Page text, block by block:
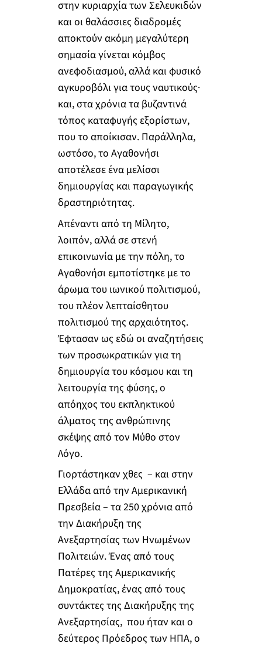
στην κυριαρχία των Σελευκιδών
και οι θαλάσσιες διαδρομές
αποκτούν ακόμη μεγαλύτερη
σημασία γίνεται κόμβος
ανεφοδιασμού, αλλά και φυσικό
αγκυροβόλι για τους ναυτικούς·
και, στα χρόνια τα βυζαντινά
τόπος καταφυγής εξορίστων,
που το αποίκισαν. Παράλληλα,
ωστόσο, το Αγαθονήσι
αποτέλεσε ένα μελίσσι
δημιουργίας και παραγωγικής
δραστηριότητας.
Απέναντι από τη Μίλητο,
λοιπόν, αλλά σε στενή
επικοινωνία με την πόλη, το
Αγαθονήσι εμποτίστηκε με το
άρωμα του ιωνικού πολιτισμού,
του πλέον λεπταίσθητου
πολιτισμού της αρχαιότητος.
Έφτασαν ως εδώ οι αναζητήσεις
των προσωκρατικών για τη
δημιουργία του κόσμου και τη
λειτουργία της φύσης, ο
απόηχος του εκπληκτικού
άλματος της ανθρώπινης
σκέψης από τον Μύθο στον
Λόγο.
Γιορτάστηκαν χθες – και στην
Ελλάδα από την Αμερικανική
Πρεσβεία – τα 250 χρόνια από
την Διακήρυξη της
Ανεξαρτησίας των Ηνωμένων
Πολιτειών. Ένας από τους
Πατέρες της Αμερικανικής
Δημοκρατίας, ένας από τους
συντάκτες της Διακήρυξης της
Ανεξαρτησίας, που ήταν και ο
δεύτερος Πρόεδρος των ΗΠΑ, ο